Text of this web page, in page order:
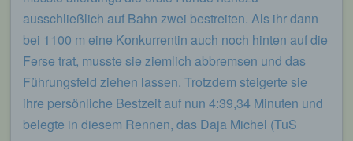
ausschließlich auf Bahn zwei bestreiten. Als ihr dann
bei 1100 m eine Konkurrentin auch noch hinten auf die
Ferse trat, musste sie ziemlich abbremsen und das
Führungsfeld ziehen lassen. Trotzdem steigerte sie
ihre persönliche Bestzeit auf nun 4:39,34 Minuten und
belegte in diesem Rennen, das Daja Michel (TuS
begangene Straftaten aufzuklären. Insofern ist die
Speicherung dieser Daten zur Absicherung des für
die Verarbeitung Verantwortlichen erforderlich.
Eine Weitergabe dieser Daten an Dritte erfolgt
grundsätzlich nicht, sofern keine gesetzliche
Pflicht zur Weitergabe besteht oder die Weitergabe
der Strafverfolgung dient.
Die Registrierung der betroffenen Person unter